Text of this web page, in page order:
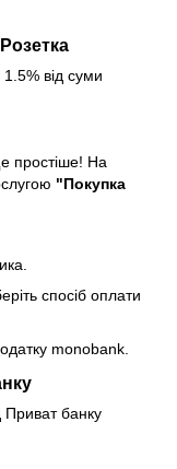
від суми
простіше! На
"Покупка
спосіб оплати
monobank.
Приват банку